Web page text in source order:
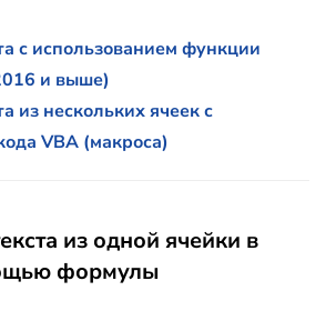
с использованием функции
и выше)
из нескольких ячеек с
VBA (макроса)
из одной ячейки в
формулы